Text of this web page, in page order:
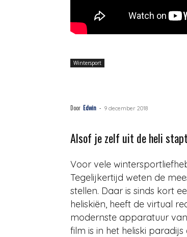
Wintersport
Door Edwin - 9 december 2018
Alsof je zelf uit de heli stapt
Voor vele
Tegelijkertijd weten de
stellen. Daar is sinds kort
heliskiën, heeft de virtual
modernste apparatuur
film is in het heliski